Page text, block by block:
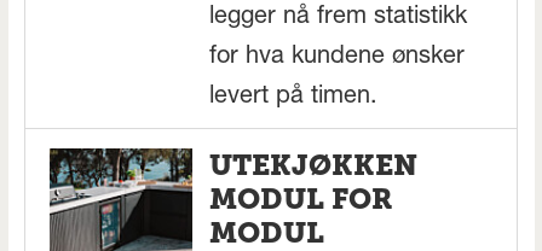
legger nå frem statistikk
for hva kundene ønsker
levert på timen.
UTEKJØKKEN
MODUL FOR
MODUL